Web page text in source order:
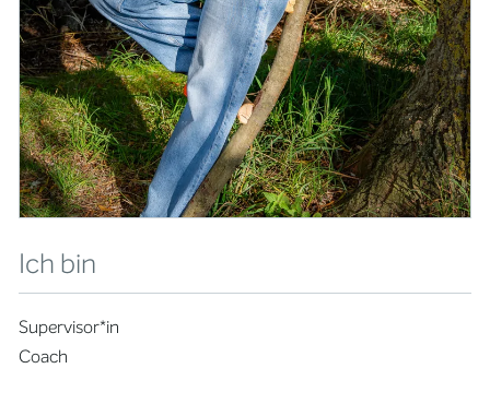
Ich bin
Supervisor*in
Coach